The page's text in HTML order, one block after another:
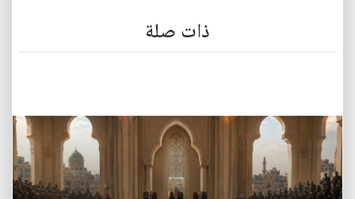
ذات صلة